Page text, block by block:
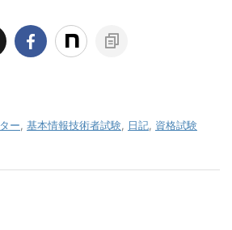
ー 基本情報技術者試験 日記 資格試験